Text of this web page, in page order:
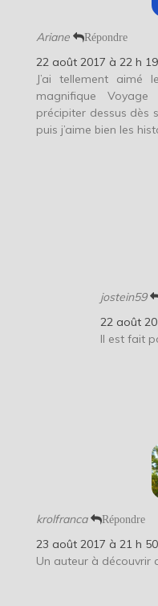
Ariane Répondre
22 août 2017 à 22 h
J’ai tellement aimé
magnifique
précipiter dessus dès
puis j’aime bien les
jostein59
22 août
Il est fait
krolfranca Répondre
23 août 2017 à 21 h
Un auteur à découvrir